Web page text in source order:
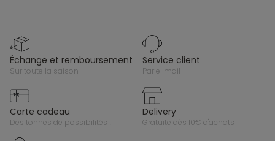
échange et remboursement
sur toute la saison
service client
par e-mail
carte cadeau
des tonnes de possibilités !
delivery
gratuite dès 10€ d'achats